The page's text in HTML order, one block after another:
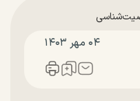
۰۴ مهر ۱۴۰۳